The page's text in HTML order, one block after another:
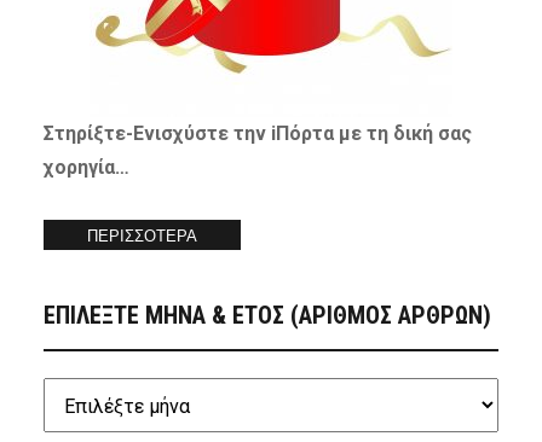
Στηρίξτε-Ενισχύστετην iΠόρτα με τη δική σας
χορηγία…
ΠΕΡΙΣΣΟΤΕΡΑ
ΕΠΙΛΕΞΤΕ ΜΗΝΑ & ΕΤΟΣ (ΑΡΙΘΜΟΣ ΑΡΘΡΩΝ)